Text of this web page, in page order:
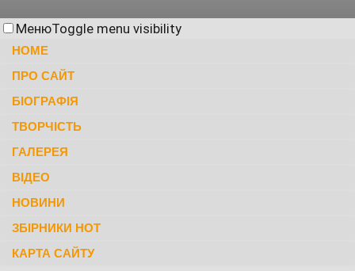
МенюToggle menu visibility
HOME
ПРО САЙТ
БІОГРАФІЯ
ТВОРЧІСТЬ
ГАЛЕРЕЯ
ВІДЕО
НОВИНИ
ЗБІРНИКИ НОТ
КАРТА САЙТУ